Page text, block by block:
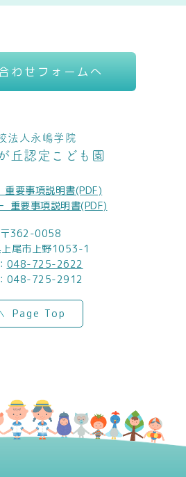
わせフォームへ
法人永嶋学院
丘認定こども園
重要事項説明書(PDF)
_重要事項説明書(PDF)
〒362-0058
尾市上野1053-1
048-725-2622
048-725-2912
Page Top